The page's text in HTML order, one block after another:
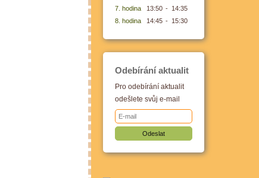
7. hodina
13:50 - 14:35
8. hodina
14:45 - 15:30
Odebírání aktualit
Pro odebírání aktualit
odešlete svůj e-mail